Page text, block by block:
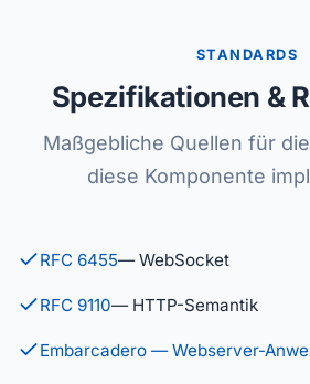
STANDARDS
Spezifikationen &
Maßgebliche Quellen für
diese Komponente
RFC 6455— WebSocket
RFC 9110— HTTP-Semantik
Embarcadero — Webserver-